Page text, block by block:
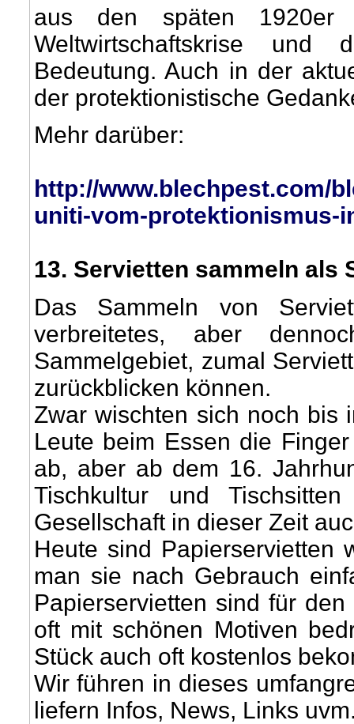
aus den späten 1920er
Weltwirtschaftskrise und
Bedeutung. Auch in der
der protektionistische
Mehr darüber:
http://www.blechpest.com/
uniti-vom-protektionismus-
13. Servietten sammeln als
Das Sammeln von
verbreitetes, aber
Sammelgebiet, zumal
zurückblicken können.
Zwar wischten sich noch bis
Leute beim Essen die
ab, aber ab dem 16.
Tischkultur und
Gesellschaft in dieser Zeit
Heute sind Papierservietten
man sie nach Gebrauch
Papierservietten sind für
oft mit schönen Motiven
Stück auch oft kostenlos
Wir führen in dieses
liefern Infos, News, Links